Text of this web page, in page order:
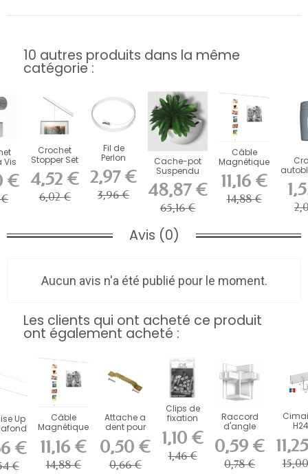
10 autres produits dans la même
catégorie :
Vis
kg
€
€
Crochet
Stopper Set
Bloqueur...
4,52 €
6,02 €
Fil de
Perlon
Twister
Click2Fix
Artiteq 2...
2,97 €
3,96 €
Cache-pot
Suspendu
Blanc Artiteq
Botaniq...
48,87 €
65,16 €
Câble
Magnétique
Picture
Mouse
Artiteq 150
cm
11,16 €
14,88 €
Avis (0)
Aucun avis n'a été publié pour le moment.
Les clients qui ont acheté ce produit
ont également acheté :
Up
200€
€
Câble
Magnétique
Picture
Mouse
Artiteq 150
cm
11,16 €
14,88 €
Attache a
dent pour
cadre
0,50 €
0,66 €
Clips de
fixation
pour
contour
rail ( par...
1,10 €
1,46 €
Raccord
d'angle
cimaise
mini click
rail...
0,59 €
0,78 €
H24
200